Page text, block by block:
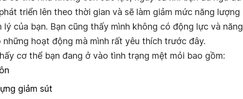
triển lên theo thời gian và sẽ làm giảm mức năng lượng
của bạn. Bạn cũng thấy mình không có động lực và năng
hoạt động mà mình rất yêu thích trước đây.
cơ thể bạn đang ở vào tình trạng mệt mỏi bao gồm:
giảm sút